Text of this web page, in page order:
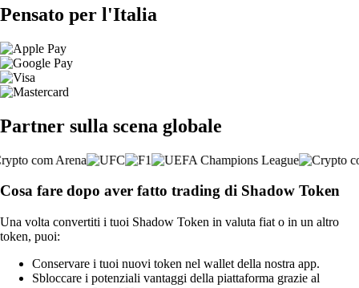
Pensato per l'Italia
Partner sulla scena globale
Cosa fare dopo aver fatto trading di Shadow Token
Una volta convertiti i tuoi Shadow Token in valuta fiat o in un altro
token, puoi:
Conservare i tuoi nuovi token nel wallet della nostra app.
Sbloccare i potenziali vantaggi della piattaforma grazie al